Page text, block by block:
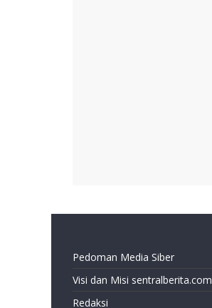
Pedoman Media Siber
Visi dan Misi sentralberita.com
Redaksi